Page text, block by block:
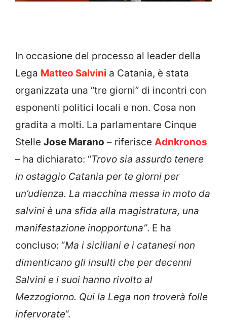
In occasione del processo al leader della
Lega Matteo Salvini a Catania, è stata
organizzata una “tre giorni” di incontri con
esponenti politici locali e non. Cosa non
gradita a molti. La parlamentare Cinque
Stelle Jose Marano – riferisce Adnkronos
– ha dichiarato: “Trovo sia assurdo tenere
in ostaggio Catania per te giorni per
un’udienza. La macchina messa in moto da
salvini è una sfida alla magistratura, una
manifestazione inopportuna”. E ha
concluso: “Ma i siciliani e i catanesi non
dimenticano gli insulti che per decenni
Salvini e i suoi hanno rivolto al
Mezzogiorno. Qui la Lega non troverà folle
infervorate“.